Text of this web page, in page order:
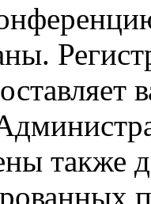
также